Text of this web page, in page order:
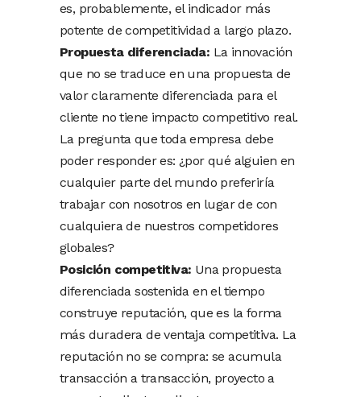
es, probablemente, el indicador más
potente de competitividad a largo plazo.
Propuesta diferenciada: La innovación
que no se traduce en una propuesta de
valor claramente diferenciada para el
cliente no tiene impacto competitivo real.
La pregunta que toda empresa debe
poder responder es: ¿por qué alguien en
cualquier parte del mundo preferiría
trabajar con nosotros en lugar de con
cualquiera de nuestros competidores
globales?
Posición competitiva: Una propuesta
diferenciada sostenida en el tiempo
construye reputación, que es la forma
más duradera de ventaja competitiva. La
reputación no se compra: se acumula
transacción a transacción, proyecto a